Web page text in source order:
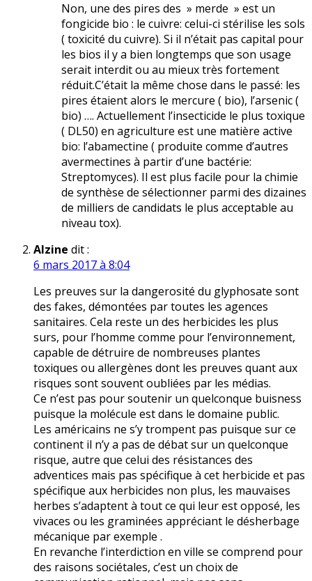
Non, une des pires des » merde » est un
fongicide bio : le cuivre: celui-ci stérilise les sols
( toxicité du cuivre). Si il n’était pas capital pour
les bios il y a bien longtemps que son usage
serait interdit ou au mieux très fortement
réduit.C’était la même chose dans le passé: les
pires étaient alors le mercure ( bio), l’arsenic (
bio) …. Actuellement l’insecticide le plus toxique
( DL50) en agriculture est une matière active
bio: l’abamectine ( produite comme d’autres
avermectines à partir d’une bactérie:
Streptomyces). Il est plus facile pour la chimie
de synthèse de sélectionner parmi des dizaines
de milliers de candidats le plus acceptable au
niveau tox).
Alzine dit :
6 mars 2017 à 8:04
Les preuves sur la dangerosité du glyphosate sont
des fakes, démontées par toutes les agences
sanitaires. Cela reste un des herbicides les plus
surs, pour l’homme comme pour l’environnement,
capable de détruire de nombreuses plantes
toxiques ou allergènes dont les preuves quant aux
risques sont souvent oubliées par les médias.
Ce n’est pas pour soutenir un quelconque buisness
puisque la molécule est dans le domaine public.
Les américains ne s’y trompent pas puisque sur ce
continent il n’y a pas de débat sur un quelconque
risque, autre que celui des résistances des
adventices mais pas spécifique à cet herbicide et pas
spécifique aux herbicides non plus, les mauvaises
herbes s’adaptent à tout ce qui leur est opposé, les
vivaces ou les graminées appréciant le désherbage
mécanique par exemple .
En revanche l’interdiction en ville se comprend pour
des raisons sociétales, c’est un choix de